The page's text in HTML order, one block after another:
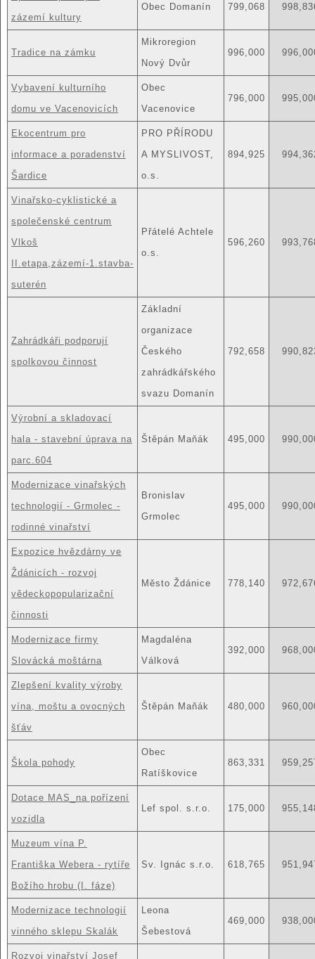
zázemí kultury
Obec Domanín 799,068
Tradice na zámku
Mikroregion
Nový Dvůr
996,000
Vybavení kulturního
domu ve Vacenovicích
Obec
Vacenovice
796,000
Ekocentrum pro
informace a poradenství
Šardice
PRO PŘÍRODU
A MYSLIVOST,
o.s.
894,925
Vinařsko-cyklistické a
společenské centrum
Vlkoš
II.etapa,zázemí-1.stavba-
suterén
Přátelé Achtele
o.s.
596,260
Zahrádkáři podporují
spolkovou činnost
Základní
organizace
Českého
zahrádkářského
svazu Domanín
792,658
Výrobní a skladovací
hala - stavební úprava na
parc.604
Štěpán Maňák 495,000
Modernizace vinařských
technologií - Grmolec -
rodinné vinařství
Bronislav
Grmolec
495,000
Expozice hvězdárny ve
Ždánicích - rozvoj
vědeckopopularizační
činnosti
Město Ždánice 778,140
Modernizace firmy
Slovácká moštárna
Magdaléna
Válková
392,000
Zlepšení kvality výroby
vína, moštu a ovocných
šťáv
Štěpán Maňák 480,000
Škola pohody
Obec
Ratíškovice
863,331
Dotace MAS_na pořízení
vozidla
Lef spol. s.r.o. 175,000
Muzeum vína P.
Františka Webera - rytíře
Božího hrobu (I. fáze)
Sv. Ignác s.r.o. 618,765
Modernizace technologií
vinného sklepu Skalák
Leona
Šebestová
469,000
Rozvoj vinařství Josef